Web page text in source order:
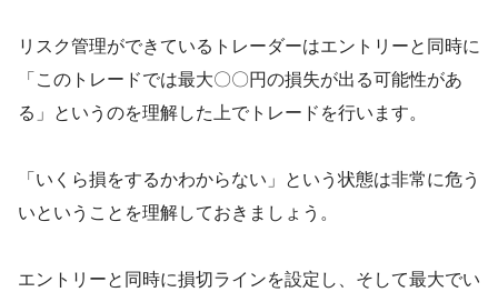
リスク管理ができているトレーダーはエントリーと同時に
「このトレードでは最大〇〇円の損失が出る可能性があ
る」というのを理解した上でトレードを行います。
「いくら損をするかわからない」という状態は非常に危う
いということを理解しておきましょう。
エントリーと同時に損切ラインを設定し、そして最大でい